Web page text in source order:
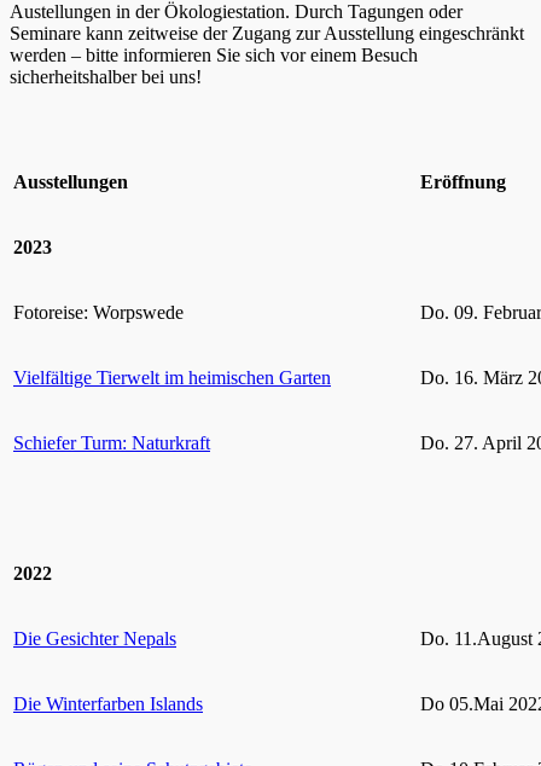
Austellungen in der Ökologiestation. Durch Tagungen oder
Seminare kann zeitweise der Zugang zur Ausstellung eingeschränkt
werden – bitte informieren Sie sich vor einem Besuch
sicherheitshalber bei uns!
Ausstellungen Eröffnung
2023
Fotoreise: Worpswede Do. 09.
Vielfältige Tierwelt im heimischen Garten Do. 16. März
Schiefer Turm: Naturkraft Do. 27. April
2022
Die Gesichter Nepals Do. 11.August
Die Winterfarben Islands Do 05.Mai